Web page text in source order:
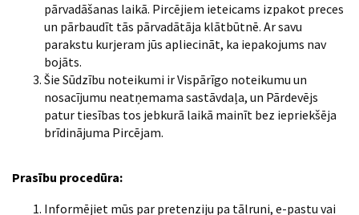
pārvadāšanas laikā. Pircējiem ieteicams izpakot preces
un pārbaudīt tās pārvadātāja klātbūtnē. Ar savu
parakstu kurjeram jūs apliecināt, ka iepakojums nav
bojāts.
Šie Sūdzību noteikumi ir Vispārīgo noteikumu un
nosacījumu neatņemama sastāvdaļa, un Pārdevējs
patur tiesības tos jebkurā laikā mainīt bez iepriekšēja
brīdinājuma Pircējam.
Prasību procedūra:
Informējiet mūs par pretenziju pa tālruni, e-pastu vai